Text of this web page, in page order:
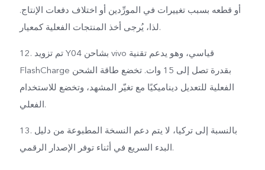
أو قطعه بسبب تغييرات في المورِّدين أو اختلاف دفعات الإنتاج.
لذا، يُرجى أخذ المنتجات الفعلية كمعيار.
12. تم تزويد Y04 بشاحن vivo قياسي، وهو يدعم تقنية
FlashCharge بقدرة تصل إلى 15 وات. تخضع طاقة الشحن
الفعلية للتعديل ديناميكيًا مع تغيّر المشهد، وتخضع للاستخدام
الفعلي.
13. بالنسبة إلى تركيا، لا يتم دعم النسخة المطبوعة من دليل
البدء السريع في أثناء توفر الإصدار الرقمي.